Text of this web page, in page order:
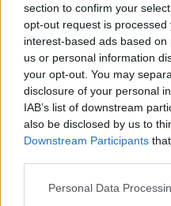
section to confirm your
opt-out request is
interest-based ads based
us or personal information
your opt-out. You may
disclosure of your personal
IAB’s list of downstream
also be disclosed by us to
Downstream Participants
Please note that this
Personal Data
2019. február. 12. 08:34
A lángok egy kétszáz
eset miatt három lakót
DÍJÁTADÁSSAL ÉS
AZ ÉVET A
ÉS AKADÉMIA
2018. december. 23. 17:31
Jó hangulatban telt a közös
JÓTÉKONYKODIK A